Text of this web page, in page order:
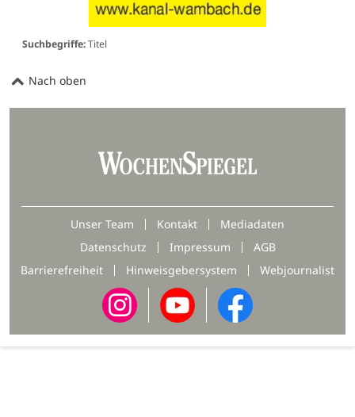
Suchbegriffe:Titel
Nach oben
Unser Team Kontakt
Mediadaten
Datenschutz
Impressum
AGB
Barrierefreiheit
Hinweisgebersystem Webjournalist